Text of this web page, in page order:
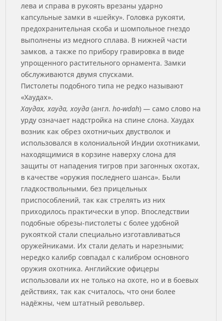
лева и справа в рукоять врезаны ударно
капсульные замки в «шейку». Головка рукояти,
предохранительная скоба и шомпольное гнездо
выполнены из медного сплава. В нижней части
замков, а также по прибору гравировка в виде
упрощенного растительного орнамента. Замки
обслуживаются двумя спусками.
Пистолеты подобного типа не редко называют
«Хаудах».
Хаудах, хауда, хоуда (англ.ho-wdah) — само слово на
урду означает надстройка на спине слона. Хаудах
возник как обрез охотничьих двустволок и
использовался в колониальной Индии охотниками,
находящимися в корзине наверху слона для
защиты от нападения тигров при загонных охотах,
в качестве «оружия последнего шанса». Были
гладкоствольными, без прицельных
приспособлений, так как стрелять из них
приходилось практически в упор. Впоследствии
подобные обрезы-пистолеты с более удобной
рукояткой стали специально изготавливаться
оружейниками. Их стали делать и нарезными;
нередко калибр совпадал с калибром основного
оружия охотника. Английские офицеры
использовали их не только на охоте, но и в боевых
действиях, так как считалось, что они более
надёжны, чем штатный револьвер.